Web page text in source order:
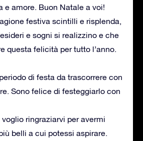
e amore. Buon Natale a voi!
festiva scintilli e risplenda,
e sogni si realizzino e che
questa felicità per tutto l’anno.
di festa da trascorrere con
Sono felice di festeggiarlo con
ringraziarvi per avermi
belli a cui potessi aspirare.